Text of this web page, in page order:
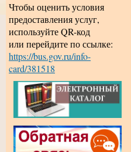
Чтобы оценить условия
предоставления услуг,
используйте QR-код
или перейдите по ссылке:
https://bus.gov.ru/info-
card/381518